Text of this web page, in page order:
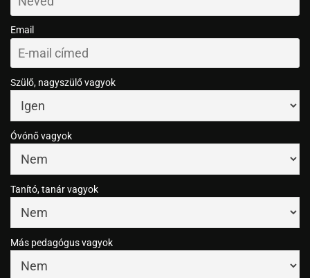
Email
Szülő, nagyszülő vagyok
Óvónő vagyok
Tanító, tanár vagyok
Más pedagógus vagyok